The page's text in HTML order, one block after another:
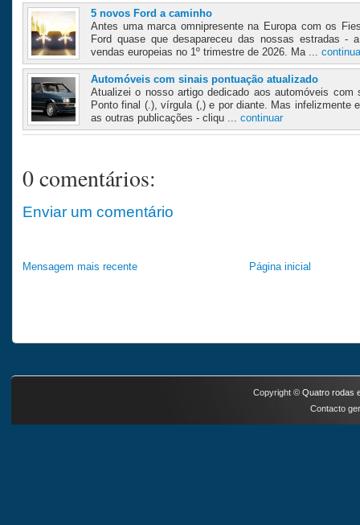
5 novos Ford a caminho
Antes uma marca omnipresente na Europa com os
Ford quase que desapareceu das nossas estradas -
vendas europeias no 1º trimestre de 2026. Ma ...
Automóveis com sinais pontuação atualizado
Atualizei o nosso artigo dedicado aos automóveis com
Ponto final (.), vírgula (,) e por diante. Mas infelizmente
as outras publicações - cliqu ... continuar
0 comentários:
Enviar um comentário
Mensagem mais recente Página inicial
Copyright © Quatro rodas
Contacto